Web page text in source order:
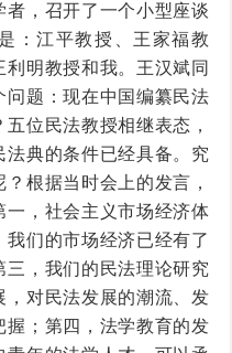
者，召开了一个小型座谈
：江平教授、王家福教
明教授和我。王汉斌同
问题：现在中国编纂民法
位民法教授相继表态，
法典的条件已经具备。究
根据当时会上的发言，
一，社会主义市场经济体
们的市场经济已经有了
三，我们的民法理论研究
，对民法发展的潮流、发
握；第四，法学教育的发